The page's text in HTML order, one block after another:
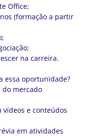
Office;
(formação a partir
na carreira.
essa oportunidade?
do mercado
e conteúdos
em atividades